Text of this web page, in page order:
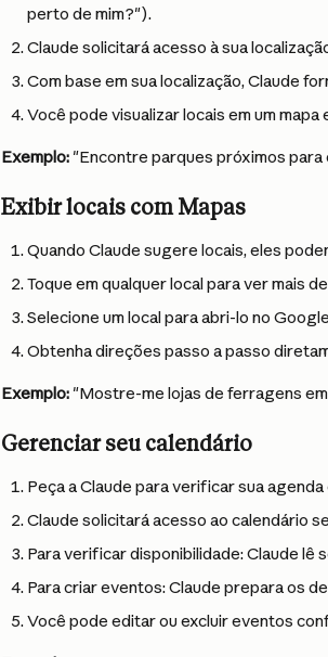
perto de mim?").
Claude solicitará acesso à sua
Com base em sua localização, Claude
Você pode visualizar locais em um
Exemplo: "Encontre parques próximos para
Exibir locais com Mapas
Quando Claude sugere locais, eles
Toque em qualquer local para ver mais
Selecione um local para abri-lo no
Obtenha direções passo a passo
Exemplo: "Mostre-me lojas de ferragens em
Gerenciar seu calendário
Peça a Claude para verificar sua
Claude solicitará acesso ao calendário
Para verificar disponibilidade: Claude lê
Para criar eventos: Claude prepara os
Você pode editar ou excluir eventos